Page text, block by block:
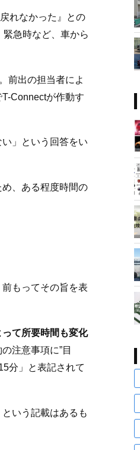
れなかった』との
急時など、車から
。前出の担当者によ
Connectが作動す
」という回答をい
め、ある程度時間の
もってその旨を表
て所要時間も変化
注意事項に”目
分」と表記されて
いう記載はあるも